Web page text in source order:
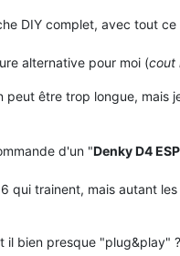
DIY complet, avec tout
alternative pour moi (cout
peut être trop longue, mais
d'un "Denky D4
qui trainent, mais autant
il bien presque "plug&play"